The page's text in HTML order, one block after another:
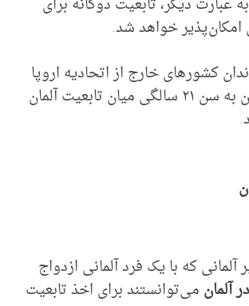
امکان‌پذیر خواهد شد.
کشورهای خارج از اتحادیه اروپا
که در آلمان بزرگ نشده‌اند، می‌بایست پس از رسیدن به سن ۲۱ سالگی میان تابعیت آلمان
که با یک فرد آلمانی ازدواج
آلمان می‌توانستند برای اخذ تابعیت